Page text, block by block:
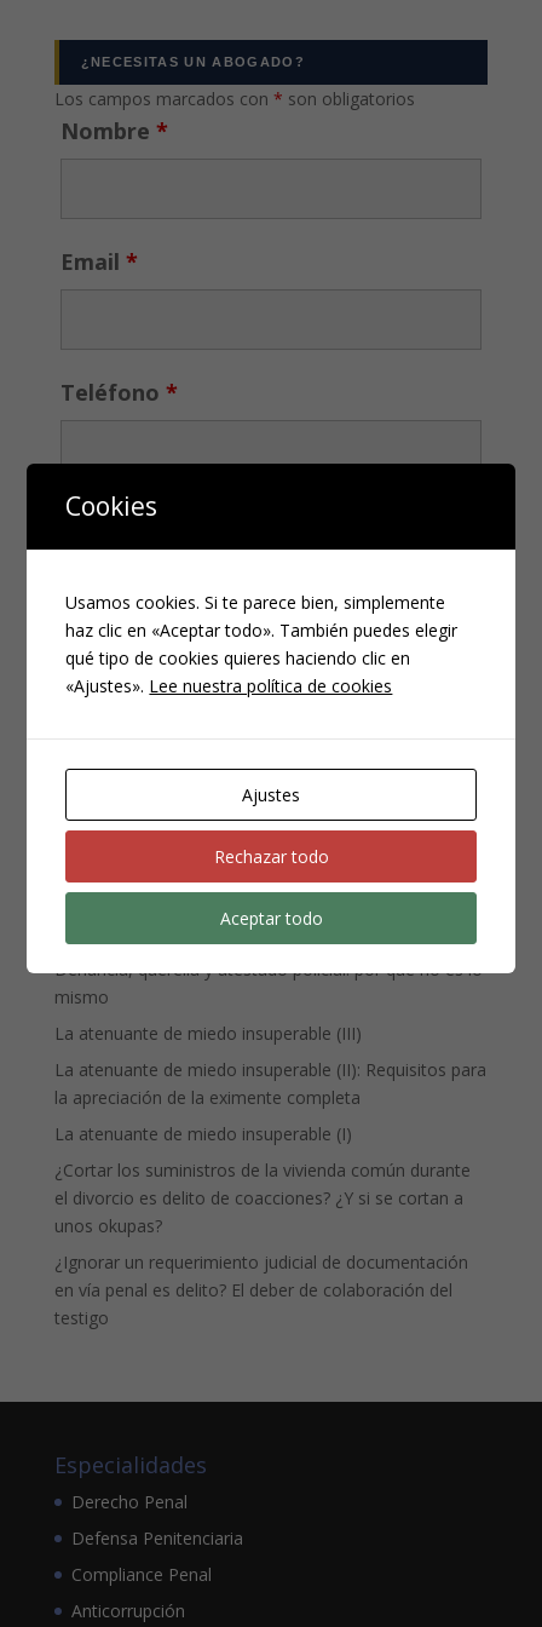
¿NECESITAS UN ABOGADO?
Los campos marcados con * son obligatorios
Nombre *
Email *
Teléfono *
CATEGORÍAS
Penitenciario
ENTRADAS RECIENTES
Denuncia, querella y atestado policial: por qué no es lo
mismo
La atenuante de miedo insuperable (III)
La atenuante de miedo insuperable (II): Requisitos para
la apreciación de la eximente completa
La atenuante de miedo insuperable (I)
¿Cortar los suministros de la vivienda común durante
el divorcio es delito de coacciones? ¿Y si se cortan a
unos okupas?
¿Ignorar un requerimiento judicial de documentación
en vía penal es delito? El deber de colaboración del
testigo
Especialidades
Derecho Penal
Defensa Penitenciaria
Compliance Penal
Anticorrupción
Cookies
Usamos cookies. Si te parece bien, simplemente
haz clic en «Aceptar todo». También puedes elegir
qué tipo de cookies quieres haciendo clic en
«Ajustes». Lee nuestra política de cookies
Ajustes
Rechazar todo
Aceptar todo